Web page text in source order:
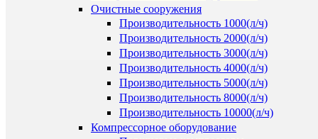
Очистные сооружения
Производительность 1000(л/ч)
Производительность 2000(л/ч)
Производительность 3000(л/ч)
Производительность 4000(л/ч)
Производительность 5000(л/ч)
Производительность 8000(л/ч)
Производительность 10000(л/ч)
Компрессорное оборудование